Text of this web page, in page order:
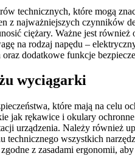
technicznych, które mogą
z najważniejszych
ciężary. Ważne jest
na rodzaj napędu –
dodatkowe funkcje
wyciągarki
które mają na celu
rękawice i okulary
urządzenia. Należy również
technicznego wszystkich
z zasadami ergonomii,